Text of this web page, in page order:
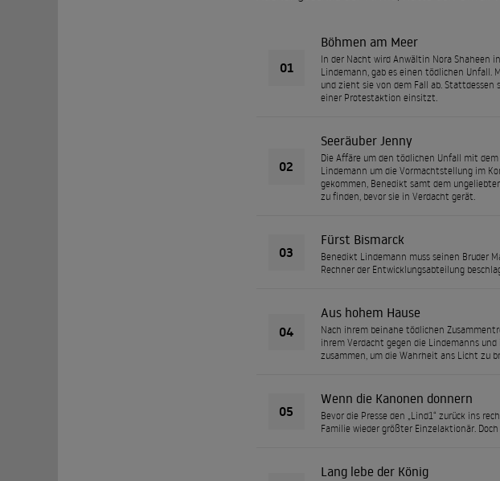
01
Böhmen am Meer
In der Nacht wird Anwältin Nora Shaheen
Lindemann, gab es einen tödlichen Unfall.
und zieht sie von dem Fall ab.
einer Protestaktion einsitzt.
02
Seeräuber Jenny
Die Affäre um den tödlichen Unfall mit
Lindemann um die Vormachtstellung im
gekommen, Benedikt samt dem
zu finden, bevor sie in Verdacht gerät.
03
Fürst Bismarck
Benedikt Lindemann muss seinen Bruder
Rechner der Entwicklungsabteilung
04
Aus hohem Hause
Nach ihrem beinahe tödlichen
ihrem Verdacht gegen die Lindemanns
zusammen, um die Wahrheit ans Licht zu
05
Wenn die Kanonen donnern
Bevor die Presse den „Lind1“ zurück ins
Familie wieder größter Einzelaktionär.
Lang lebe der König